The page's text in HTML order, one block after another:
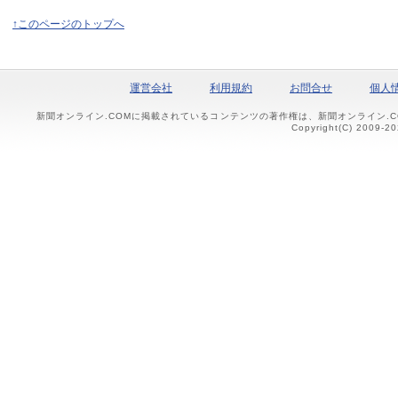
↑このページのトップへ
運営会社 利用規約 お問合せ 個人
新聞オンライン.COMに掲載されているコンテンツの著作権は、新聞オンライン
Copyright(C) 2009-